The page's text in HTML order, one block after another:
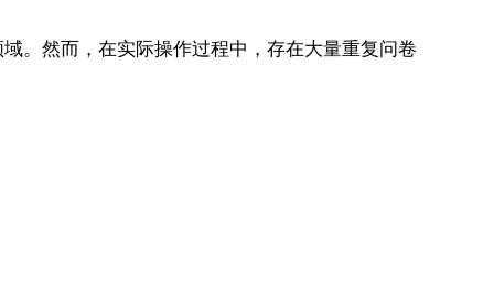
。然而，在实际操作过程中，存在大量重复问卷